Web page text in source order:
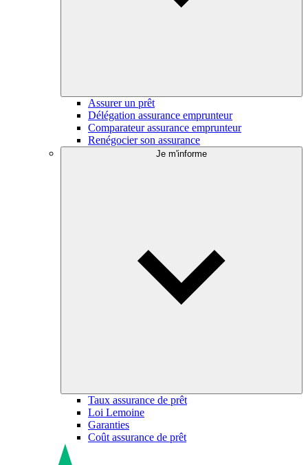
Assurer un prêt
Délégation assurance emprunteur
Comparateur assurance emprunteur
Renégocier son assurance
Je m'informe
Taux assurance de prêt
Loi Lemoine
Garanties
Coût assurance de prêt